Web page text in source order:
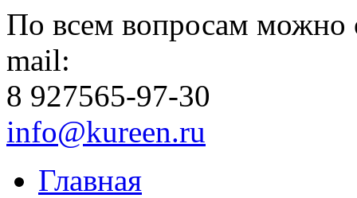
По всем вопросам можно
mail:
8 927565-97-30
info@kureen.ru
Главная